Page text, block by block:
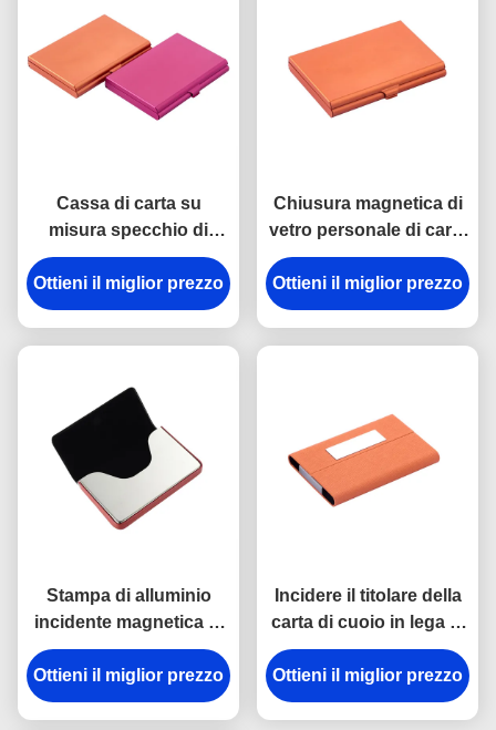
Cassa di carta su
misura specchio di
alluminio di rettangolo
del titolare della carta di
nome
Ottieni il miglior prezzo
Chiusura magnetica di
vetro personale di carta
dello specchio di
alluminio della cassa
Ottieni il miglior prezzo
Stampa di alluminio
incidente magnetica di
Digital del supporto di
biglietto da visita della
cassa di carta dell'unità
Ottieni il miglior prezzo
Incidere il titolare della
carta di cuoio in lega di
zinco dell'unità di
elaborazione della
chiusura magnetica del
Ottieni il miglior prezzo